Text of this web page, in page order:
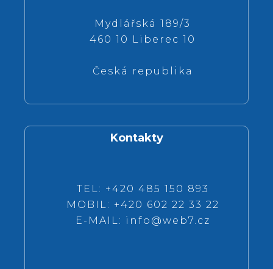
Mydlářská 189/3
460 10 Liberec 10
Česká republika
Kontakty
TEL: +420 485 150 893
MOBIL: +420 602 22 33 22
E-MAIL: info@web7.cz